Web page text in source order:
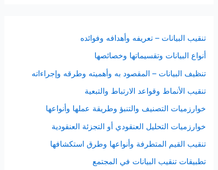
تنقيب البيانات – تعريفه وأهدافه وفوائده
أنواع البيانات وتقسيماتها وخصائصها
تنظيف البيانات – المقصود به وأهميته وطرقه وإجراءاته
تنقيب الأنماط وقواعد الارتباط والتبعية
خوارزميات التصنيف والتنبؤ وطريقة عملها وأنواعها
خوارزميات التحليل العنقودي أو التجزئة العنقودية
تنقيب القيم المتطرفة وأنواعها وطرق استكشافها
تطبيقات تنقيب البيانات في المجتمع